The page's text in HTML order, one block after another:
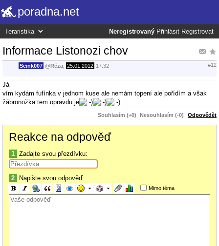
poradna.net
Neregistrovaný Přihlásit Registrovat
Informace Listonozi chov
Scink007 @Réza 25.01.2012 17:32 #12
Já
vím kydám fufínka v jednom kuse ale nemám topení ale pořídím a však
žábronožka tem opravdu je
Souhlasím (+0) Nesouhlasím (-0) Odpovědět
Reakce na odpověď
1 Zadajte svou přezdívku:
2 Napište svou odpověď:
Mimo téma